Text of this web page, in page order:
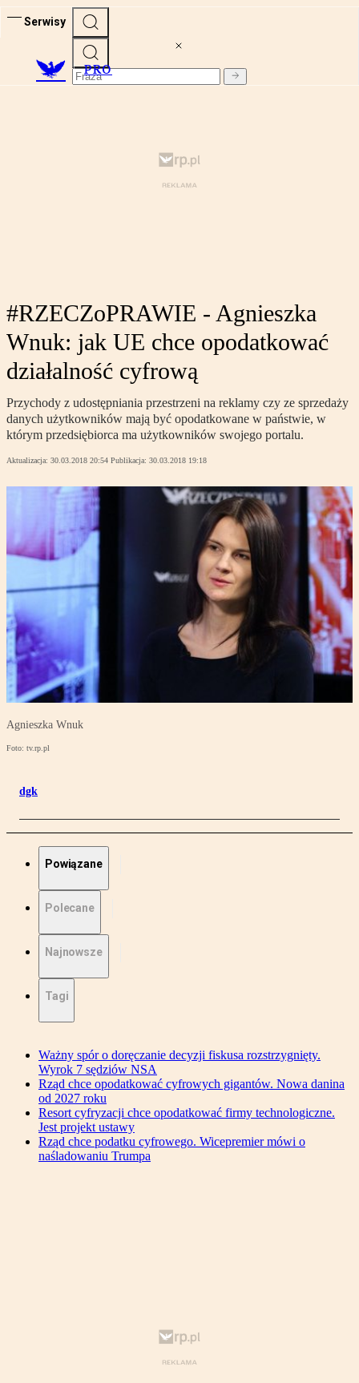
Serwisy
PRO
#RZECZoPRAWIE - Agnieszka
Wnuk: jak UE chce opodatkować
działalność cyfrową
Przychody z udostępniania przestrzeni na reklamy czy ze sprzedaży
danych użytkowników mają być opodatkowane w państwie, w
którym przedsiębiorca ma użytkowników swojego portalu.
Aktualizacja: 30.03.2018 20:54 Publikacja: 30.03.2018 19:18
Agnieszka Wnuk
Foto: tv.rp.pl
dgk
Powiązane
Polecane
Najnowsze
Tagi
Ważny spór o doręczanie decyzji fiskusa rozstrzygnięty.
Wyrok 7 sędziów NSA
Rząd chce opodatkować cyfrowych gigantów. Nowa danina
od 2027 roku
Resort cyfryzacji chce opodatkować firmy technologiczne.
Jest projekt ustawy
Rząd chce podatku cyfrowego. Wicepremier mówi o
naśladowaniu Trumpa